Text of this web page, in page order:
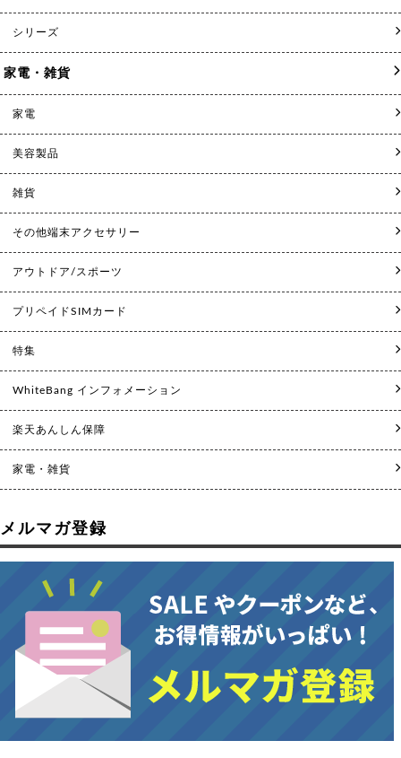
シリーズ
家電・雑貨
家電
美容製品
雑貨
その他端末アクセサリー
アウトドア/スポーツ
プリペイドSIMカード
特集
WhiteBang インフォメーション
楽天あんしん保障
家電・雑貨
メルマガ登録